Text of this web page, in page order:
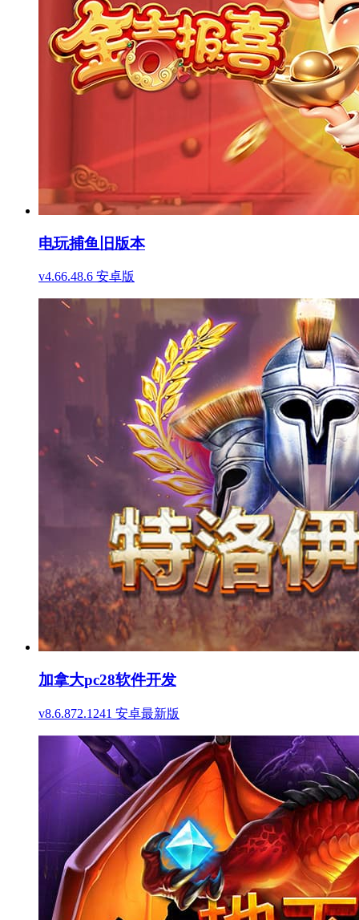
电玩捕鱼旧版本
v4.66.48.6 安卓版
加拿大pc28软件开发
v8.6.872.1241 安卓最新版